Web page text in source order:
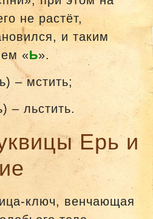
не растёт,
и таким
«Ь».
– мстить;
– льстить.
Ерь и
ключ, венчающая